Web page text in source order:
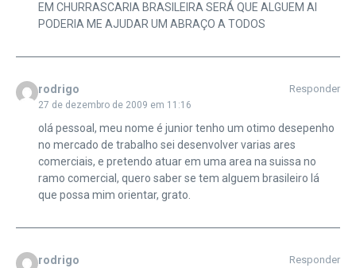
EM CHURRASCARIA BRASILEIRA SERÁ QUE ALGUEM AI
PODERIA ME AJUDAR UM ABRAÇO A TODOS
rodrigo
27 de dezembro de 2009 em 11:16
Responder
olá pessoal, meu nome é junior tenho um otimo desepenho
no mercado de trabalho sei desenvolver varias ares
comerciais, e pretendo atuar em uma area na suissa no
ramo comercial, quero saber se tem alguem brasileiro lá
que possa mim orientar, grato.
rodrigo Responder